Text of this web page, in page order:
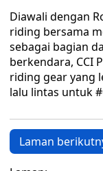
Diawali dengan
riding bersama
sebagai bagian
berkendara, CCI
riding gear yang
lalu lintas untuk
Laman